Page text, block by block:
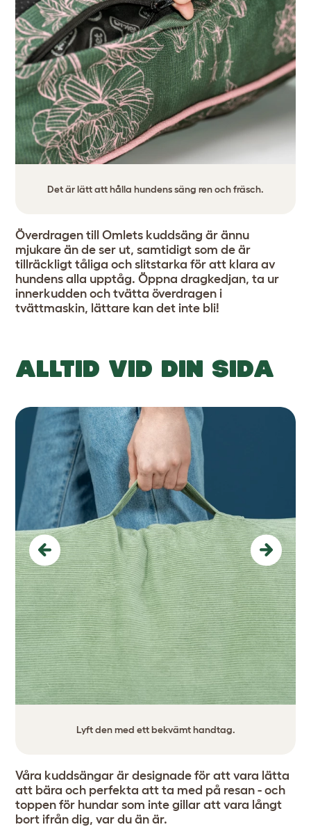
Det är lätt att hålla hundens säng ren och fräsch.
Överdragen till Omlets kuddsäng är ännu
mjukare än de ser ut, samtidigt som de är
tillräckligt tåliga och slitstarka för att klara av
hundens alla upptåg. Öppna dragkedjan, ta ur
innerkudden och tvätta överdragen i
tvättmaskin, lättare kan det inte bli!
ALLTID VID DIN SIDA
Lyft den med ett bekvämt handtag.
Previous Next
Våra kuddsängar är designade för att vara lätta
att bära och perfekta att ta med på resan - och
toppen för hundar som inte gillar att vara långt
bort ifrån dig, var du än är.